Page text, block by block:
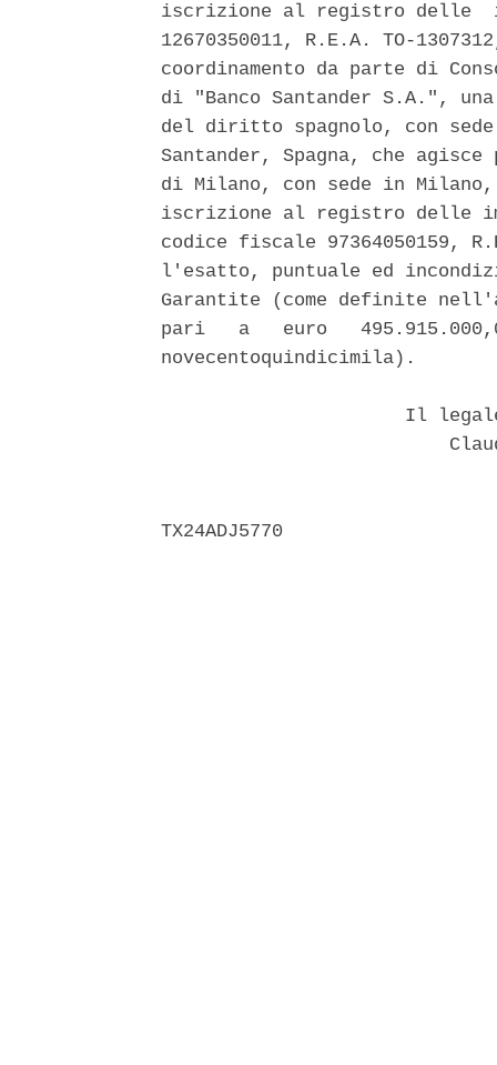
iscrizione al registro delle
12670350011, R.E.A. TO-
coordinamento da parte di
di "Banco Santander S.A.",
del diritto spagnolo, con
Santander, Spagna, che
di Milano, con sede in
iscrizione al registro delle
codice fiscale 97364050159,
l'esatto, puntuale ed
Garantite (come definite
pari   a   euro
novecentoquindicimila).
Il